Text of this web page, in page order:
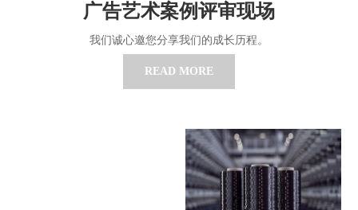
广告艺术案例评审现场
我们诚心邀您分享我们的成长历程。
READ MORE